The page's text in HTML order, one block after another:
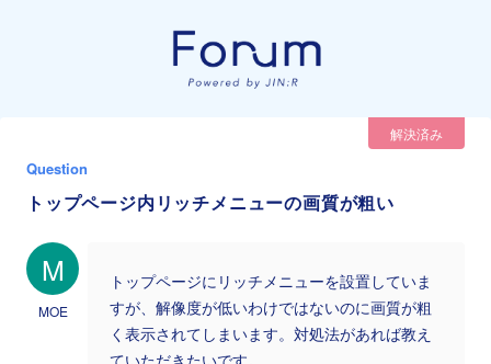
解決済み
Question
トップページ内リッチメニューの画質が粗い
M
MOE
トップページにリッチメニューを設置していま
すが、解像度が低いわけではないのに画質が粗
く表示されてしまいます。対処法があれば教え
ていただきたいです。